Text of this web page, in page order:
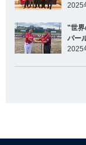
2025
"世界
パー
2025